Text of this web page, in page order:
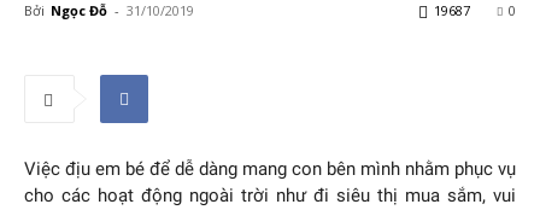
Bởi Ngọc Đỗ - 31/10/2019 0
19687
Việc địu em bé để dễ dàng mang con bên mình nhằm phục vụ
cho các hoạt động ngoài trời như đi siêu thị mua sắm, vui